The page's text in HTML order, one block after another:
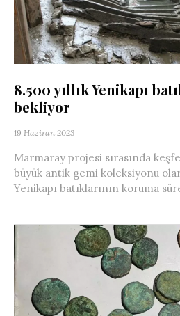
8.500 yıllık Yenikapı
bekliyor
19 Haziran 2023
Marmaray projesi sırasında
büyük antik gemi koleksiyonu
Yenikapı batıklarının koruma